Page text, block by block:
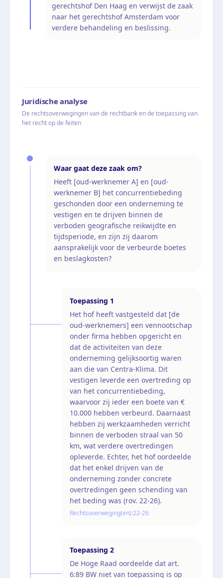
gerechtshof Den Haag en verwijst de zaak
naar het gerechtshof Amsterdam voor
verdere behandeling en beslissing.
Juridische analyse
De rechtsoverwegingen van de rechtbank en de toepassing van
het recht op de feiten
Waar gaat deze zaak om?
Heeft [oud-werknemer A] en [oud-
werknemer B] het concurrentiebeding
geschonden door een onderneming te
vestigen en te drijven binnen de
verboden geografische reikwijdte en
tijdsperiode, en zijn zij daarom
aansprakelijk voor de verbeurde boetes
en beslagkosten?
Toepassing 1
Het hof heeft vastgesteld dat [de
oud-werknemers] een vennootschap
onder firma hebben opgericht en
dat de activiteiten van deze
onderneming gelijksoortig waren
aan die van Centra-Klima. Dit
vestigen leverde een overtreding op
van het concurrentiebeding,
waarvoor zij ieder een boete van €
10.000 hebben verbeurd. Daarnaast
hebben zij werkzaamheden verricht
binnen de verboden straal van 50
km, wat verdere overtredingen
opleverde. Echter, het hof oordeelde
dat het enkel drijven van de
onderneming zonder concrete
overtredingen geen schending van
het beding was (rov. 22-26).
Rechtsoverweging(en):22-26
Toepassing 2
De Hoge Raad oordeelde dat art.
6:89 BW niet van toepassing is op